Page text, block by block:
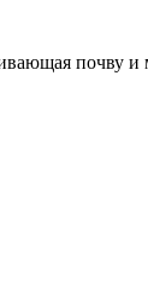
почву